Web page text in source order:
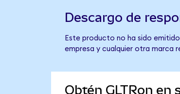
Descargo de
Este producto no ha sido
empresa y cualquier otra marca
Obtén GLTRon en